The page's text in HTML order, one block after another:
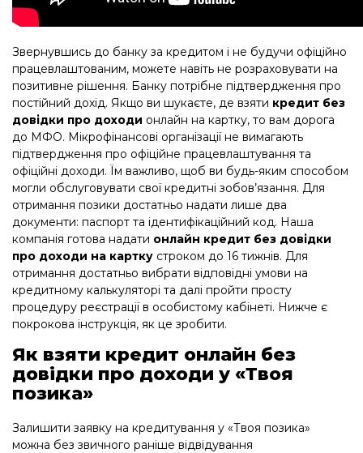
Звернувшись до банку за кредитом і не будучи офіційно
працевлаштованим, можете навіть не розраховувати на
позитивне рішення. Банку потрібне підтвердження про
постійний дохід. Якщо ви шукаєте, де взяти кредит без
довідки про доходи онлайн на картку, то вам дорога
до МФО. Мікрофінансові організації не вимагають
підтвердження про офіційне працевлаштування та
офіційні доходи. Їм важливо, щоб ви будь-яким способом
могли обслуговувати свої кредитні зобов’язання. Для
отримання позики достатньо надати лише два
документи: паспорт та ідентифікаційний код. Наша
компанія готова надати онлайн кредит без довідки
про доходи на картку строком до 16 тижнів. Для
отримання достатньо вибрати відповідні умови на
кредитному калькуляторі та далі пройти просту
процедуру реєстрації в особистому кабінеті. Нижче є
покрокова інструкція, як це зробити.
Як взяти кредит онлайн без
довідки про доходи у «Твоя
позика»
Залишити заявку на кредитування у «Твоя позика»
можна без звичного раніше відвідування